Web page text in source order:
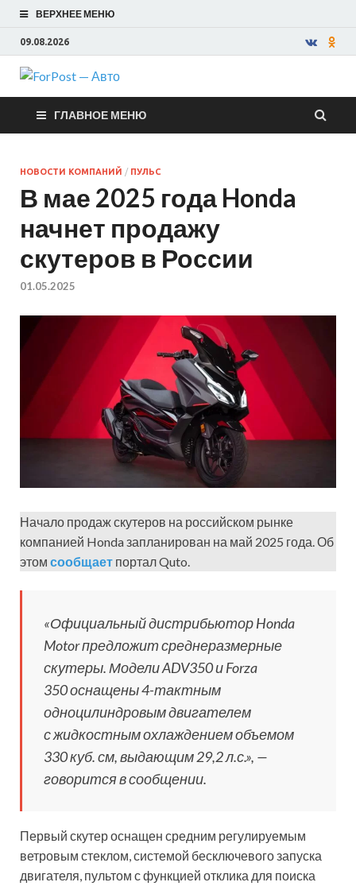
ВЕРХНЕЕ МЕНЮ
09.08.2026
ForPost —
Авто
ГЛАВНОЕ МЕНЮ
НОВОСТИ КОМПАНИЙ / ПУЛЬС
В мае 2025 года Honda
начнет продажу
скутеров в России
01.05.2025
Начало продаж скутеров на российском рынке
компанией Honda запланирован на май 2025 года. Об
этом сообщает портал Quto.
«Официальный дистрибьютор Honda
Motor предложит среднеразмерные
скутеры. Модели ADV350 и Forza
350 оснащены 4-тактным
одноцилиндровым двигателем
с жидкостным охлаждением объемом
330 куб. см, выдающим 29,2 л.с.», —
говорится в сообщении.
Первый скутер оснащен средним регулируемым
ветровым стеклом, системой бесключевого запуска
двигателя, пультом с функцией отклика для поиска